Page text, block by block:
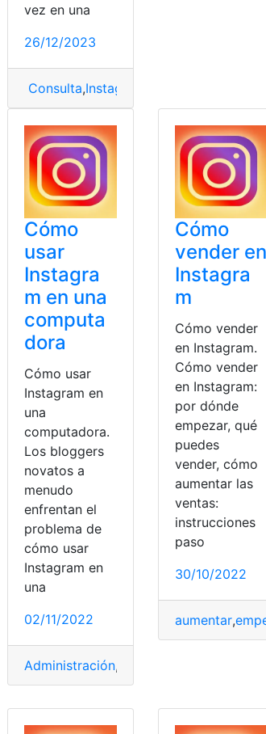
vez en una
26/12/2023
Consulta,Instagram
Populares
galería,historias,Instagram
Cómo
usar
Instagra
m en una
computa
dora
Cómo usar
Instagram en
una
computadora.
Los bloggers
novatos a
menudo
enfrentan el
problema de
cómo usar
Instagram en
una
02/11/2022
Administración,
Cómo
vender en
Instagra
m
Cómo vender
en Instagram.
Cómo vender
en Instagram:
por dónde
empezar, qué
puedes
vender, cómo
aumentar las
ventas:
instrucciones
paso
30/10/2022
aumentar,